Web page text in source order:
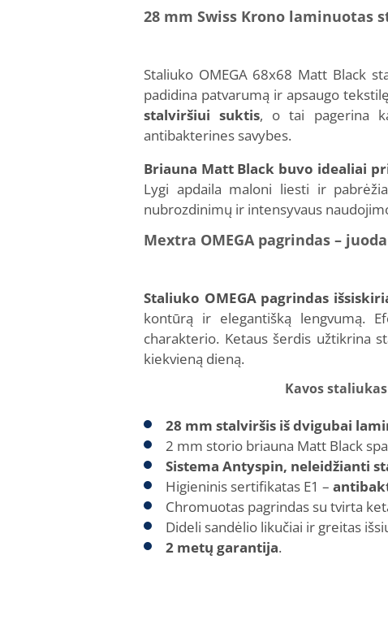
28 mm Swiss Krono laminuotas
Staliuko OMEGA 68x68 Matt Black
padidina patvarumą ir apsaugo
stalviršiui suktis, o tai pagerina
antibakterines savybes.
Briauna Matt Black buvo idealiai
Lygi apdaila maloni liesti ir
nubrozdinimų ir intensyvaus
Mextra OMEGA pagrindas –
Staliuko OMEGA pagrindas
kontūrą ir elegantišką lengvumą.
charakterio. Ketaus šerdis užtikrina
kiekvieną dieną.
Kavos
28 mm stalviršis iš dvigubai
2 mm storio briauna Matt Black
Sistema Antyspin, neleidžianti
Higieninis sertifikatas E1 –
Chromuotas pagrindas su tvirta
Dideli sandėlio likučiai ir greitas
2 metų garantija.